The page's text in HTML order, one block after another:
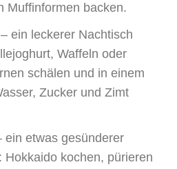
Muffinformen backen.
– ein leckerer Nachtisch
Waffeln oder
schälen und in einem
Zucker und Zimt
ein etwas gesünderer
Hokkaido kochen, pürieren